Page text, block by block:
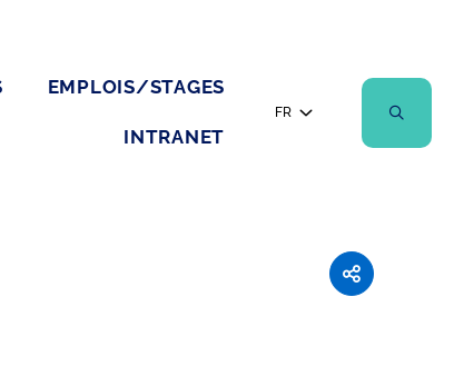
EMPLOIS/STAGES
INTRANET
FR